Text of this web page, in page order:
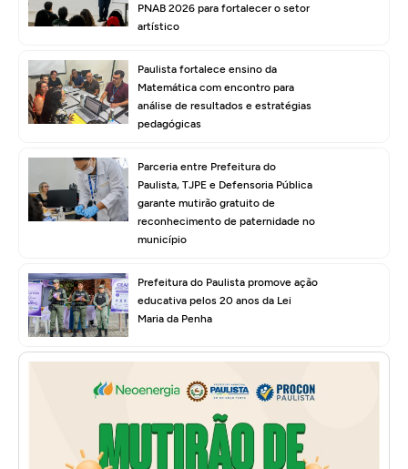
PNAB 2026 para fortalecer o setor
artístico
Paulista fortalece ensino da
Matemática com encontro para
análise de resultados e estratégias
pedagógicas
Parceria entre Prefeitura do
Paulista, TJPE e Defensoria Pública
garante mutirão gratuito de
reconhecimento de paternidade no
município
Prefeitura do Paulista promove ação
educativa pelos 20 anos da Lei
Maria da Penha